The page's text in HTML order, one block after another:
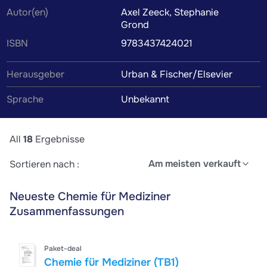
werden von Kommilitonen oder Tutoren verfasst, um dir
das Verständnis des Lehrbuchinhalts zu erleichtern.
Wenn du die Zusammenfassung findest, die perfekt zu
deinem Lernstil passt, wird das Lernen zum Kinderspiel.
Autor(en)
Axel Zeeck, Stephanie
Grond
ISBN
9783437424021
Herausgeber
Urban & Fischer/Elsevier
Sprache
Unbekannt
All 18 Ergebnisse
Sortieren nach :
Am meisten verkauft
Neueste Chemie für Mediziner
Zusammenfassungen
Paket-deal
Chemie für Mediziner (TB1)